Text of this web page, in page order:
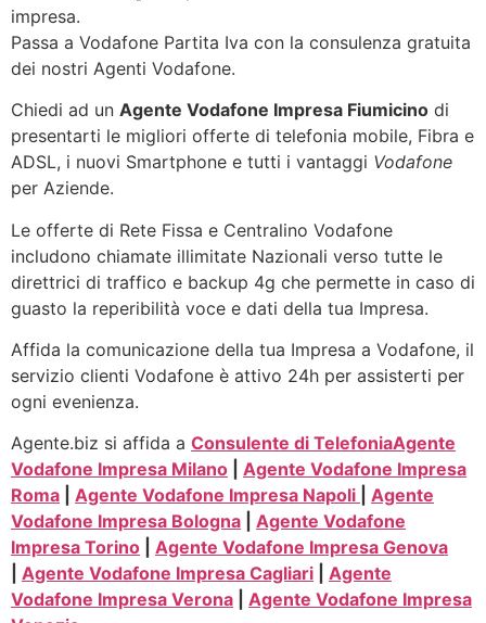
impresa.
Passa a Vodafone Partita Iva con la consulenza gratuita
dei nostri Agenti Vodafone.
Chiedi ad un Agente Vodafone Impresa Fiumicino di
presentarti le migliori offerte di telefonia mobile, Fibra e
ADSL, i nuovi Smartphone e tutti i vantaggi Vodafone
per Aziende.
Le offerte di Rete Fissa e Centralino Vodafone
includono chiamate illimitate Nazionali verso tutte le
direttrici di traffico e backup 4g che permette in caso di
guasto la reperibilità voce e dati della tua Impresa.
Affida la comunicazione della tua Impresa a Vodafone, il
servizio clienti Vodafone è attivo 24h per assisterti per
ogni evenienza.
Agente.biz si affida a Consulente di TelefoniaAgente
Vodafone Impresa Milano
Agente Vodafone Impresa
Roma
Agente Vodafone Impresa Napoli
Agente
Vodafone Impresa Bologna
Agente Vodafone
Impresa Torino
Agente Vodafone Impresa Genova
Agente Vodafone Impresa Cagliari
Agente
Vodafone Impresa Verona
Agente Vodafone Impresa